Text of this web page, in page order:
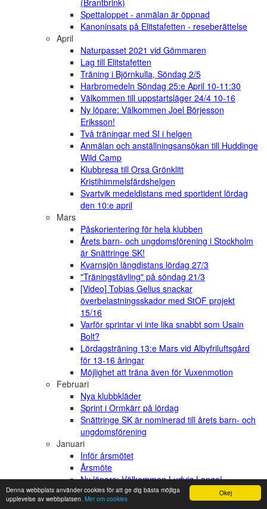
Okej
Denna webbplats använder cookies för att ge dig bästa möjliga
upplevelse av webbplatsen. Mer om cookies
(Brantbrink)
Spettaloppet - anmälan är öppnad
Kanoninsats på Elitstafetten - reseberättelse
April
Naturpasset 2021 vid Gömmaren
Lag till Elitstafetten
Träning i Björnkulla, Söndag 2/5
Harbromedeln Söndag 25:e April 10-11:30
Välkommen till uppstartsläger 24/4 10-16
Ny löpare: Välkommen Joel Börjesson
Eriksson!
Två träningar med SI i helgen
Anmälan och anställningsansökan till Huddinge
Wild Camp
Klubbresa till Orsa Grönklitt
Kristihimmelsfärdshelgen
Svartvik medeldistans med sportident lördag
den 10:e april
Mars
Påskorientering för hela klubben
Årets barn- och ungdomsförening i Stockholm
är Snättringe SK!
Kvarnsjön långdistans lördag 27/3
"Träningstävling" på söndag 21/3
[Video] Tobias Gelius snackar
överbelastningsskador med StOF projekt
15/16
Varför sprintar vi inte lika snabbt som Usain
Bolt?
Lördagsträning 13:e Mars vid Albyfriluftsgård
för 13-16 åringar
Möjlighet att träna även för Vuxenmotion
Februari
Nya klubbkläder
Sprint i Ormkärr på lördag
Snättringe SK är nominerad till årets barn- och
ungdomsförening
Januari
Inför årsmötet
Årsmöte
Ny löpare: Välkommen Ludvig Lange!
Klartecken för träning utomhus från den 16
januari!